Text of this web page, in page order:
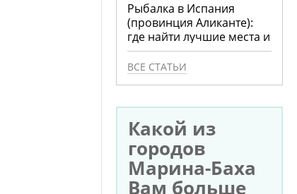
Рыбалка в Испания
(провинция Аликанте):
где найти лучшие места и
что ловить
ВСЕ СТАТЬИ
Какой из
городов
Марина-Баха
Вам больше